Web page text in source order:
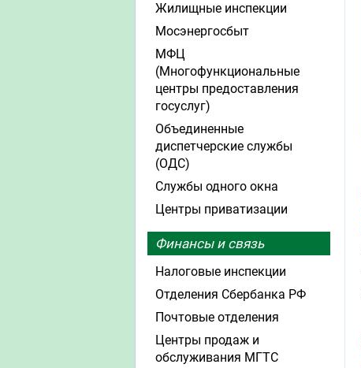
Жилищные инспекции
Мосэнергосбыт
МФЦ
(Многофункциональные
центры предоставления
госуслуг)
Объединенные
диспетчерские службы
(ОДС)
Службы одного окна
Центры приватизации
Финансы и связь
Налоговые инспекции
Отделения Сбербанка РФ
Почтовые отделения
Центры продаж и
обслуживания МГТС